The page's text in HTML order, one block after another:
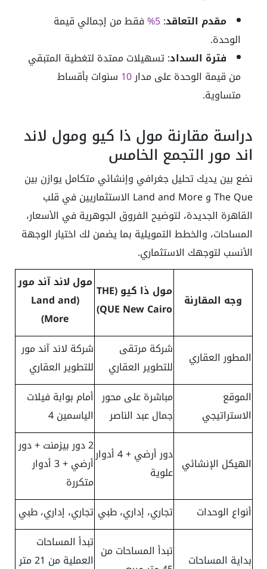
مقدم التعاقد:
5%
فقط من إجمالي قيمة
الوحدة.
فترة السداد: تسهيلات ممتدة لتغطية المتبقي
من قيمة الوحدة على مدار10 سنوات بأقساط
متساوية.
دراسة مقارنة مول ذا كيو ومول لاند
اند مور التجمع الخامس
نضع بين يديك تحليل جغرافي وإنشائي متكامل يوازن بين
The Que و Land and More الاستثماريين في قلب
القاهرة الجديدة، لتوضيح الفروق الجوهرية في الأسعار،
المساحات، والخطط التمويلية بما يضمن لك اختيار الوجهة
الأنسب لتوجهك الاستثماري.
وجه المقارنة
مول ذا كيو (THE
QUE New Cairo)
مول لاند آند مور
(Land and
More)
المطور العقاري
شركة مرتقى
للتطوير العقاري
شركة لاند آند مور
للتطوير العقاري
الموقع
الاستراتيجي
مباشرة على محور
جمال عبد الناصر
أمام بوابة فيلات
الياسمين 4
الهيكل الإنشائي
دور أرضي + 4 أدوار
علوية
2 دور بيزمنت + دور
أرضي + 3 أدوار
متكررة
أنواع الوحدات
تجاري، إداري، طبي تجاري، إداري، طبي
بداية المساحات
تبدأ المساحات من تبدأ المساحات
العملية من 21 متر